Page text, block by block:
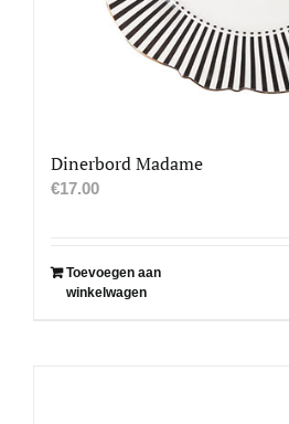
Dinerbord Madame
€17.00
Toevoegen aan
winkelwagen